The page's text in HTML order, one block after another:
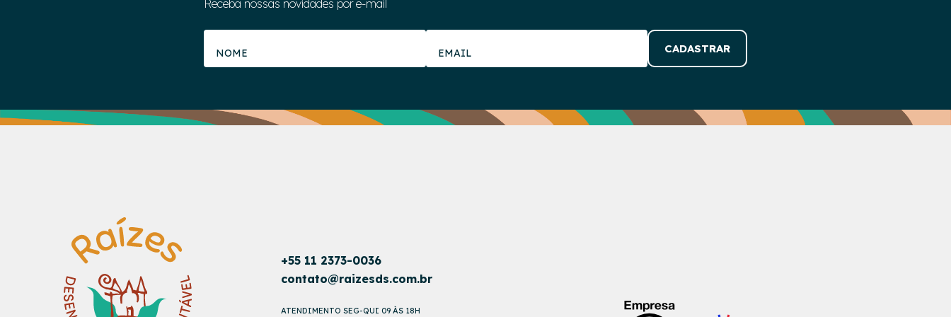
Receba nossas novidades por e-mail
+55 11 2373-0036
contato@raizesds.com.br
ATENDIMENTO SEG-QUI 09 ÀS 18H